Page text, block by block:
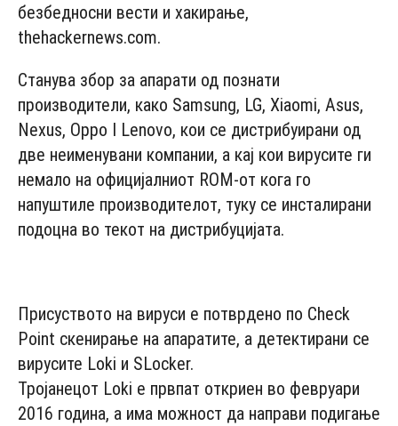
безбедносни вести и хакирање,
thehackernews.com.
Станува збор за апарати од познати
производители, како Samsung, LG, Xiaomi, Asus,
Nexus, Oppo I Lenovo, кои се дистрибуирани од
две неименувани компании, а кај кои вирусите ги
немало на официјалниот ROM-от кога го
напуштиле производителот, туку се инсталирани
подоцна во текот на дистрибуцијата.
Присуството на вируси е потврдено по Check
Point скенирање на апаратите, а детектирани се
вирусите Loki и SLocker.
Тројанецот Loki е првпат откриен во февруари
2016 година, а има можност да направи подигање